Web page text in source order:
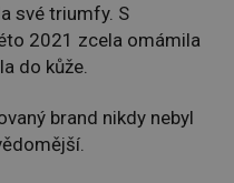
své triumfy. S
2021 zcela omámila
do kůže.
brand nikdy nebyl